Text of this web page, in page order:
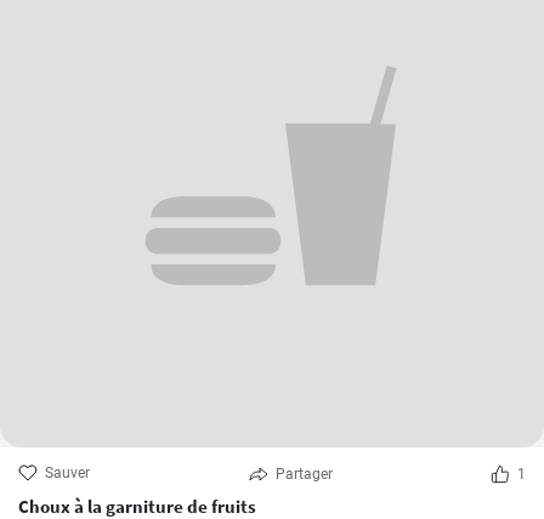
Sauver Partager 1
Choux à la garniture de fruits